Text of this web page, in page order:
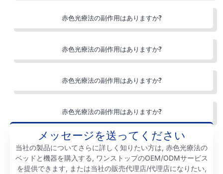
赤色光療法の副作用はありますか?
赤色光療法の副作用はありますか?
赤色光療法の副作用はありますか?
赤色光療法の副作用はありますか?
メッセージを送ってください
当社の製品についてさらに詳しく知りたい方は, 赤色光療法の
ベッドと機器を購入する, ワンストップのOEM/ODMサービス
を提供できます, または当社の販売代理店/代理店になりたい,